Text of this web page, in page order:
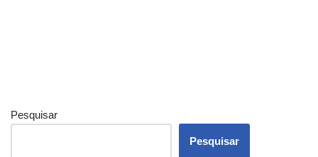
Pesquisar
Pesquisar